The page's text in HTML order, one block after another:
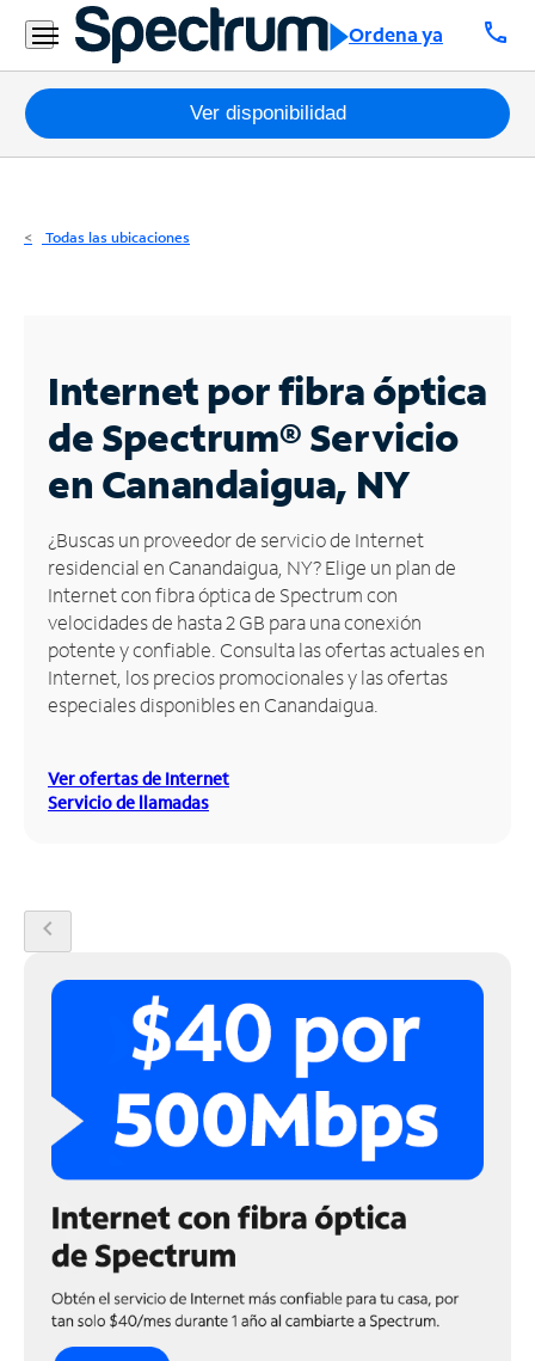
Ordena ya call
Residencial
Business
Paquetes
Internet
Business
Contáctanos
Inglés
Administrar
cuenta
Encuentra
una
tienda
Ver disponibilidad
Todas las ubicaciones
Internet por fibra óptica
de Spectrum®Servicio
en Canandaigua, NY
¿Buscas un proveedor de servicio de Internet
residencial en Canandaigua, NY? Elige un plan de
Internet con fibra óptica de Spectrum con
velocidades de hasta 2 GB para una conexión
potente y confiable. Consulta las ofertas actuales en
Internet, los precios promocionales y las ofertas
especiales disponibles en Canandaigua.
Ver ofertas de Internet
Servicio de llamadas
chevron_left